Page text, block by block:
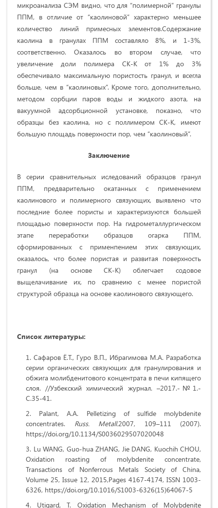
микроанализа СЭМ видно, что для “полимерной” гранулы
ППМ, в отличие от “каолиновой” характерно меньшее
количество линий примесных элементов.Содержание
каолина в гранулах ППМ составляло 8%, и 1-3%,
соответственно. Оказалось во втором случае, что
увеличение доли полимера СК-К от 1% до 3%
обеспечивало максимальную пористость гранул, и всегла
больше, чем в “каолиновых”. Кроме того, дополнительно,
методом сорбции паров воды и жидкого азота, на
вакуумной адсорбционной установке, показно, что
образцы без каолина, но с поллимером СК-К, имеют
большую площадь поверхности пор, чем “каолиновый”.
Заключение
В серии сравнительных иследований образцов гранул
ППМ, предварительно окатанных с применением
каолинового и полимерного связующих, выявлено что
последние более пористы и характеризуются большей
площадью поверхности пор. На гидрометаллургическом
этапе переработки образцов огарка ППМ,
сформированных с применпением этих связующих,
оказалось, что более пористая и развитая поверхность
гранул (на основе СК-К) облегчает содовое
выщелачивание их, по сравнеию с менее пористой
структурой образца на основе каолинового связующего.
Список литературы:
Сафаров Ё.Т., Гуро В.П., Ибрагимова М.А. Разработка
серии органических связующих для гранулирования и
обжига молибденитового концентрата в печи кипящего
слоя. //Узбекский химический журнал. –2017.-№1.-
С.35-41.
Palant, A.A. Pelletizing of sulfide molybdenite
concentrates. Russ. Metall.2007, 109–111 (2007).
https://doi.org/10.1134/S0036029507020048
Lu WANG, Guo-hua ZHANG, Jie DANG, Kuochih CHOU,
Oxidation roasting of molybdenite concentrate,
Transactions of Nonferrous Metals Society of China,
Volume 25, Issue 12, 2015,Pages 4167-4174, ISSN 1003-
6326, https://doi.org/10.1016/S1003-6326(15)64067-5
Utigard, T. Oxidation Mechanism of Molybdenite